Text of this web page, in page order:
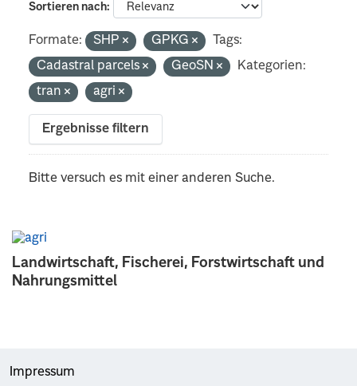
Landwirtschaft, Fischerei, Forstwirtschaft und
Nahrungsmittel
Sortieren nach
Formate: SHP GPKG
Tags:
Cadastral parcels
GeoSN
Kategorien:
tran
agri
Ergebnisse filtern
Bitte versuch es mit einer anderen Suche.
Impressum